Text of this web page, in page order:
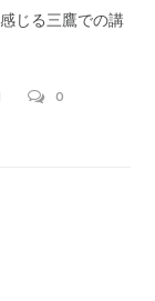
じる三鷹での講
0